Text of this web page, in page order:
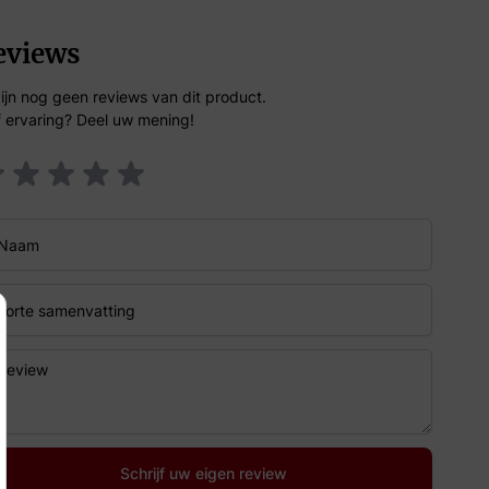
nog geen reviews van dit product.
ervaring? Deel uw mening!
samenvatting
Schrijf uw eigen review